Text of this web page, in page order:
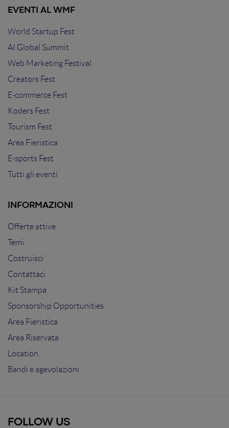
EVENTI AL WMF
World Startup Fest
AI Global Summit
Web Marketing Festival
Creators Fest
E-commerce Fest
Koders Fest
Tourism Fest
Area Fieristica
E-sports Fest
Tutti gli eventi
INFORMAZIONI
Offerte attive
Temi
Costruisci
Contattaci
Kit Stampa
Sponsorship Opportunities
Area Fieristica
Area Riservata
Location
Bandi e agevolazioni
FOLLOW US